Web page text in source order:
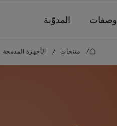
وصفات المدوّنة
/ منتجات / الأجهزة المدمجة